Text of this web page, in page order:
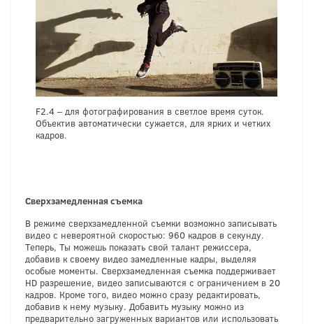
F2.4 – для фотографирования в светлое время суток.
Объектив автоматически сужается, для ярких и четких
кадров.
Сверхзамедленная съемка
В режиме сверхзамедленной съемки возможно записывать
видео с невероятной скоростью: 960 кадров в секунду.
Теперь, Ты можешь показать свой талант режиссера,
добавив к своему видео замедленные кадры, выделяя
особые моменты. Сверхзамедленная съемка поддерживает
HD разрешение, видео записываются с ограничением в 20
кадров. Кроме того, видео можно сразу редактировать,
добавив к нему музыку. Добавить музыку можно из
предварительно загруженных вариантов или использовать